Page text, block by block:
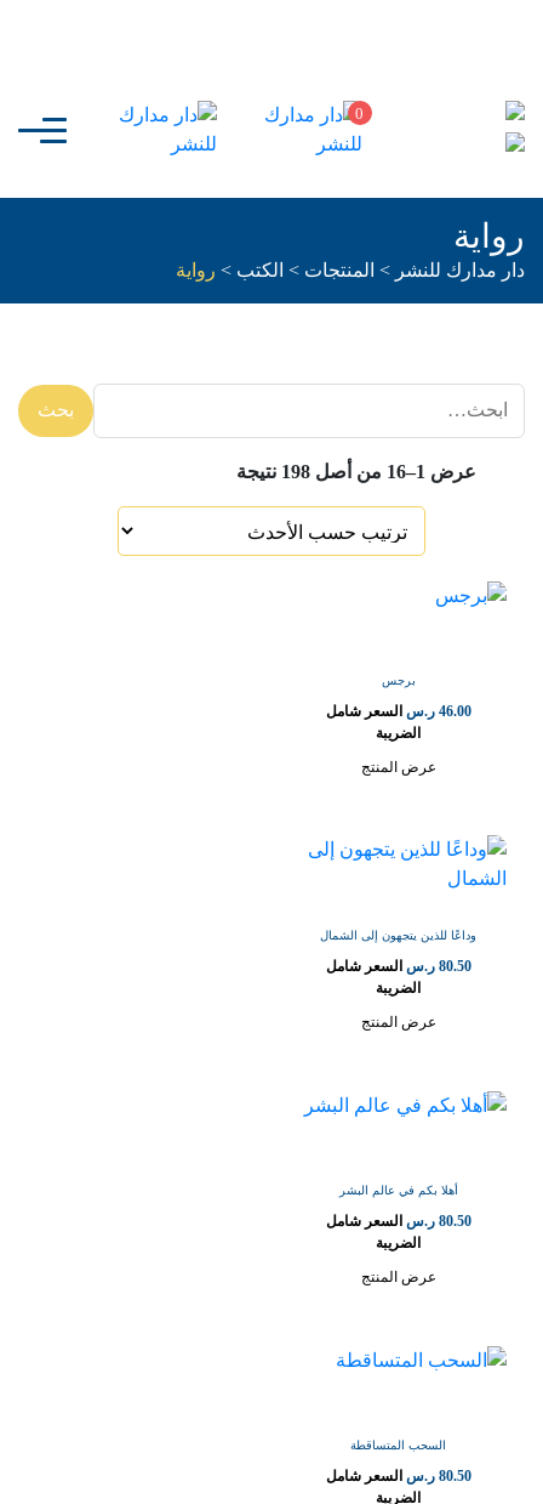
0
رواية
دار مدارك للنشر > المنتجات > الكتب > رواية
ابحث
المنتجات
بحث
عرض 1–16 من أصل 198 نتيجة
برجس
46.00 ر.س السعر شامل
الضريبة
عرض المنتج
وداعًا للذين يتجهون إلى الشمال
80.50 ر.س السعر شامل
الضريبة
عرض المنتج
أهلا بكم في عالم البشر
80.50 ر.س السعر شامل
الضريبة
عرض المنتج
السحب المتساقطة
80.50 ر.س السعر شامل
الضريبة